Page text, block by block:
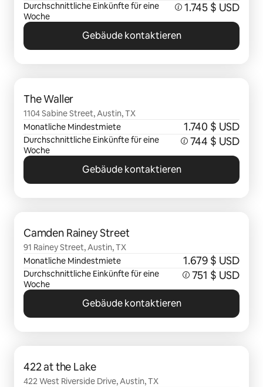
Durchschnittliche Einkünfte für eine
Woche
1.745 $ USD
Gebäude kontaktieren
The Waller
1104 Sabine Street, Austin, TX
Monatliche Mindestmiete
1.740 $ USD
Durchschnittliche Einkünfte für eine
Woche
744 $ USD
Gebäude kontaktieren
Camden Rainey Street
91 Rainey Street, Austin, TX
Monatliche Mindestmiete
1.679 $ USD
Durchschnittliche Einkünfte für eine
Woche
751 $ USD
Gebäude kontaktieren
422 at the Lake
422 West Riverside Drive, Austin, TX